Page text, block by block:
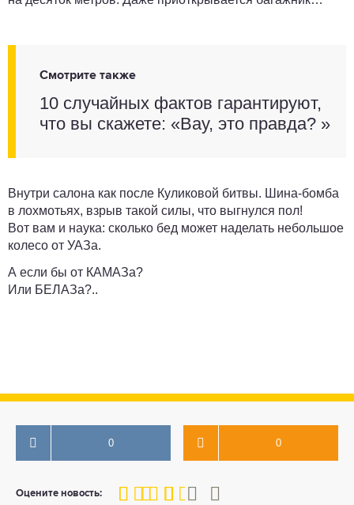
Смотрите также
10 случайных фактов гарантируют,
что вы скажете: «Вау, это правда? »
Внутри салона как после Куликовой битвы. Шина-бомба
в лохмотьях, взрыв такой силы, что выгнулся пол!
Вот вам и наука: сколько бед может наделать небольшое
колесо от УАЗа.
А если бы от КАМАЗа?
Или БЕЛАЗа?..
0 0
Оцените новость:
60
1 2 3 4 5